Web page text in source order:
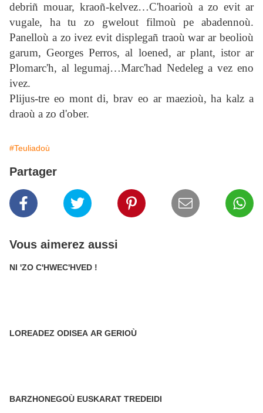
debriñ mouar, kraoñ-kelvez…C'hoarioù a zo evit ar
vugale, ha tu zo gwelout filmoù pe abadennoù.
Panelloù a zo ivez evit displegañ traoù war ar beolioù
garum, Georges Perros, al loened, ar plant, istor ar
Plomarc'h, al legumaj…Marc'had Nedeleg a vez eno
ivez.
Plijus-tre eo mont di, brav eo ar maezioù, ha kalz a
draoù a zo d'ober.
#Teuliadoù
Partager
Vous aimerez aussi
NI 'ZO C'HWEC'HVED !
LOREADEZ ODISEA AR GERIOÙ
BARZHONEGOÙ EUSKARAT TREDEIDI